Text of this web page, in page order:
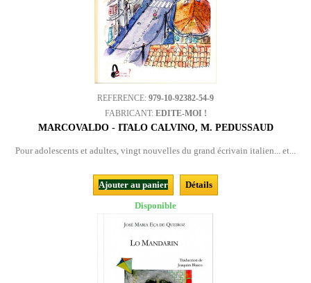
REFERENCE: 979-10-92382-54-9
FABRICANT: EDITE-MOI !
MARCOVALDO - ITALO CALVINO, M. PEDUSSAUD
Pour adolescents et adultes, vingt nouvelles du grand écrivain italien... et...
Ajouter au panier
Détails
Disponible